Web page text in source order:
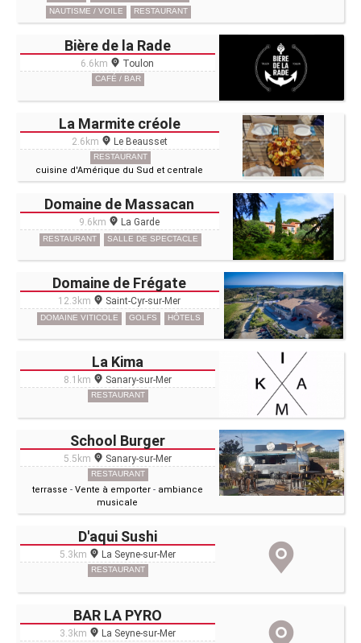
NAUTISME / VOILE
RESTAURANT
Bière de la Rade
6.6km Toulon
CAFÉ / BAR
La Marmite créole
2.6km Le Beausset
RESTAURANT
cuisine d'Amérique du Sud et centrale
Domaine de Massacan
9.6km La Garde
RESTAURANT SALLE DE SPECTACLE
Domaine de Frégate
12.3km Saint-Cyr-sur-Mer
DOMAINE VITICOLE GOLFS HÔTELS
La Kima
8.1km Sanary-sur-Mer
RESTAURANT
School Burger
5.5km Sanary-sur-Mer
RESTAURANT
terrasse - Vente à emporter - ambiance
musicale
D'aqui Sushi
5.3km La Seyne-sur-Mer
RESTAURANT
BAR LA PYRO
3.3km La Seyne-sur-Mer